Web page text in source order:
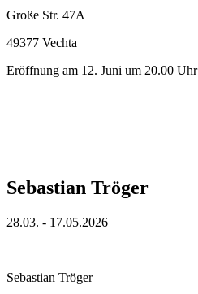
Große Str. 47A
49377 Vechta
Eröffnung am 12. Juni um 20.00 Uhr
Sebastian Tröger
28.03. - 17.05.2026
Sebastian Tröger